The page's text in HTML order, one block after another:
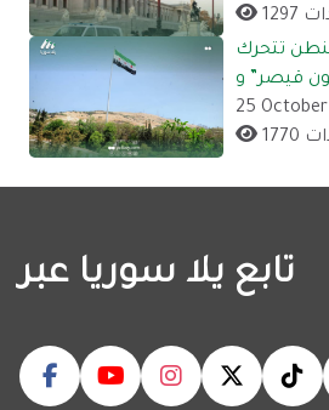
تتحرك
25
تابع يلا سوريا عبر